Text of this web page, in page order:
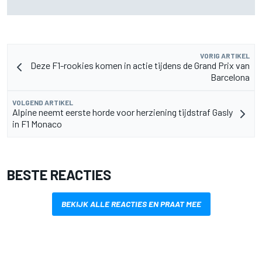
VORIG ARTIKEL
Deze F1-rookies komen in actie tijdens de Grand Prix van
Barcelona
VOLGEND ARTIKEL
Alpine neemt eerste horde voor herziening tijdstraf Gasly
in F1 Monaco
BESTE REACTIES
BEKIJK ALLE REACTIES EN PRAAT MEE